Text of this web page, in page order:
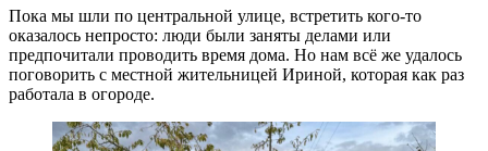
Пока мы шли по центральной улице, встретить кого-то
оказалось непросто: люди были заняты делами или
предпочитали проводить время дома. Но нам всё же удалось
поговорить с местной жительницей Ириной, которая как раз
работала в огороде.